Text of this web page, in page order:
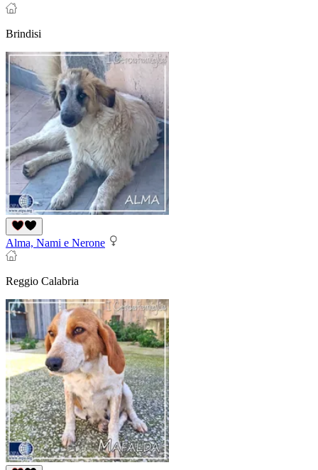
Brindisi
Alma, Nami e Nerone
Reggio Calabria